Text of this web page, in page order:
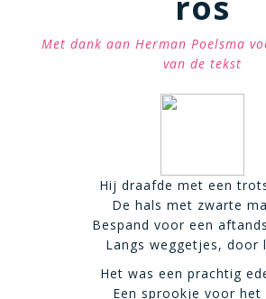
Met dank aan Herman Poelsma
van de tekst
Hij draafde met een
De hals met zwarte
Bespand voor een
Langs weggetjes, door
Het was een prachtig
Een sprookje voor het